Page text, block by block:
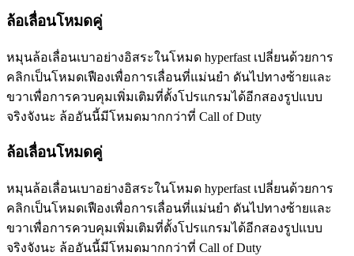
ล้อเลื่อนโหมดคู่
หมุนล้อเลื่อนเบาอย่างอิสระในโหมด hyperfast เปลี่ยนด้วยการ
คลิกเป็นโหมดเฟืองเพื่อการเลื่อนที่แม่นยำ ดันไปทางซ้ายและ
ขวาเพื่อการควบคุมเพิ่มเติมที่ตั้งโปรแกรมได้อีกสองรูปแบบ
จริงจังนะ ล้ออันนี้มีโหมดมากกว่าที่ Call of Duty
ล้อเลื่อนโหมดคู่
หมุนล้อเลื่อนเบาอย่างอิสระในโหมด hyperfast เปลี่ยนด้วยการ
คลิกเป็นโหมดเฟืองเพื่อการเลื่อนที่แม่นยำ ดันไปทางซ้ายและ
ขวาเพื่อการควบคุมเพิ่มเติมที่ตั้งโปรแกรมได้อีกสองรูปแบบ
จริงจังนะ ล้ออันนี้มีโหมดมากกว่าที่ Call of Duty